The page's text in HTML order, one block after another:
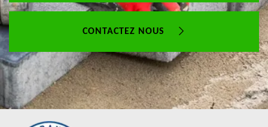
CONTACTEZ NOUS